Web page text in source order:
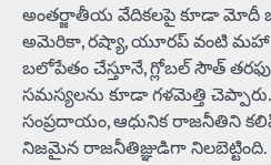
అంతర్జాతీయ వేదికలపై కూడా మోదీ
అమెరికా, రష్యా, యూరప్ వంటి మహా
బలోపేతం చేస్తూనే, గ్లోబల్ సౌత్
సమస్యలను కూడా గళమెత్తి
సంప్రదాయం, ఆధునిక రాజనీతిని
నిజమైన రాజనీతిజ్ఞుడిగా నిలబెట్టింది.